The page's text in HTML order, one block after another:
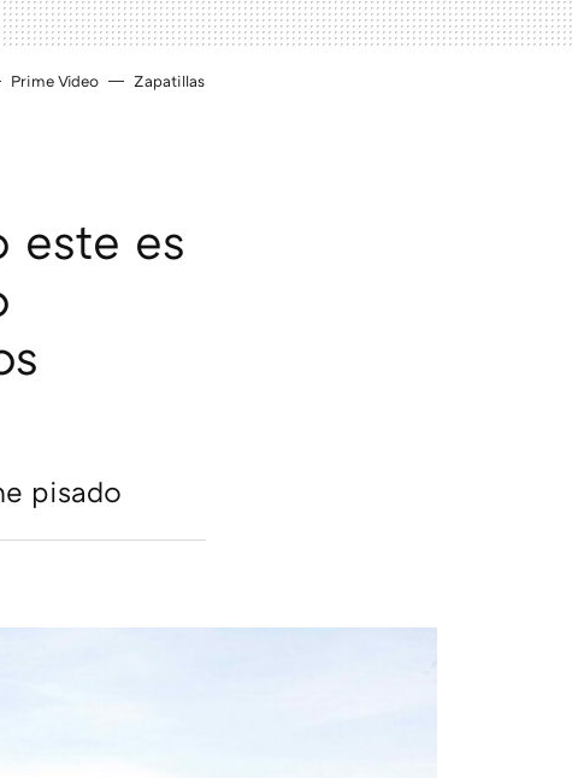
Prime Video Zapatillas
este es
pisado